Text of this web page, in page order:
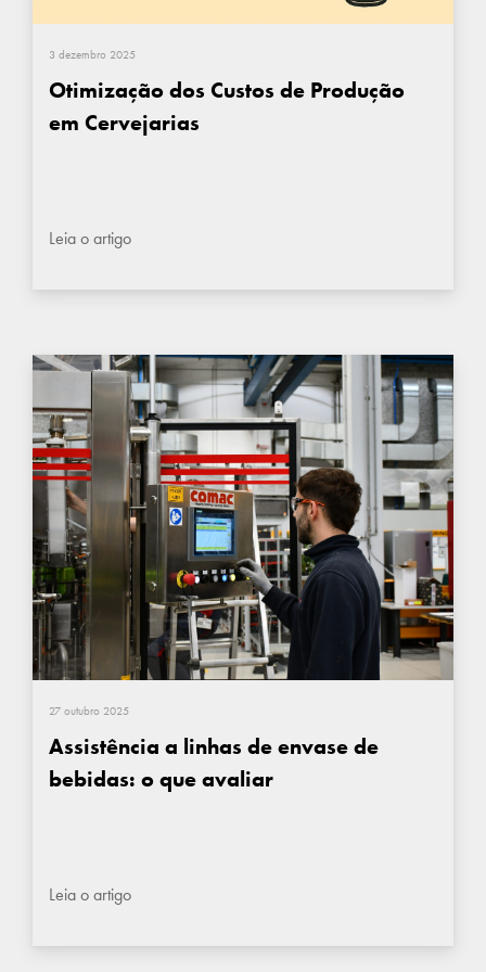
3 dezembro 2025
Otimização dos Custos de Produção
em Cervejarias
Leia o artigo
27 outubro 2025
Assistência a linhas de envase de
bebidas: o que avaliar
Leia o artigo